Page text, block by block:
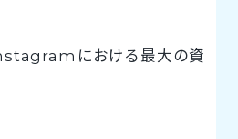
における最大の資